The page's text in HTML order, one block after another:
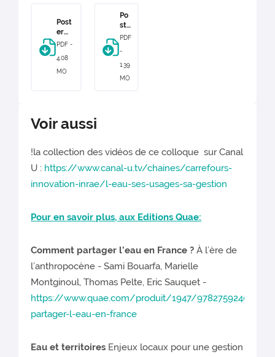
sti
on
jui
n
20
Post
er
Proje
TAI-
OC
PDF -
4.08
MO
Po
ste
r
Am
ay
PDF
-
1.39
MO
Voir aussi
!la collection des vidéos de ce colloque sur Canal
U : https://www.canal-u.tv/chaines/carrefours-
innovation-inrae/l-eau-ses-usages-sa-gestion
Pour en savoir plus, aux Editions Quae:
Comment partager l’eau en France ?À l’ère de
l’anthropocène - Sami Bouarfa, Marielle
Montginoul, Thomas Pelte, Eric Sauquet -
https://www.quae.com/produit/1947/9782759240999/
partager-l-eau-en-france
Eau et territoires Enjeux locaux pour une gestion